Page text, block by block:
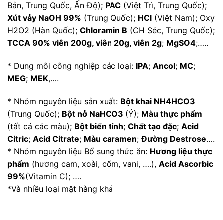
Bản, Trung Quốc, Ấn Độ); PAC (Việt Trì, Trung Quốc);
Xút vảy NaOH 99% (Trung Quốc); HCl (Việt Nam); Oxy
H2O2 (Hàn Quốc); Chloramin B (CH Séc, Trung Quốc);
TCCA 90% viên 200g, viên 20g, viên 2g; MgSO4;…..
* Dung môi công nghiệp các loại: IPA; Ancol; MC;
MEG; MEK,….
* Nhóm nguyên liệu sản xuất: Bột khai NH4HCO3
(Trung Quốc); Bột nở NaHCO3 (Ý); Màu thực phẩm
(tất cả các màu); Bột biến tính; Chất tạo đặc; Acid
Citric; Acid Citrate; Màu caramen;Đường Destrose….
* Nhóm nguyên liệu Bổ sung thức ăn: Hương liệu thực
phẩm (hương cam, xoài, cốm, vani, ….), Acid Ascorbic
99%(Vitamin C); ….
*Và nhiều loại mặt hàng khá